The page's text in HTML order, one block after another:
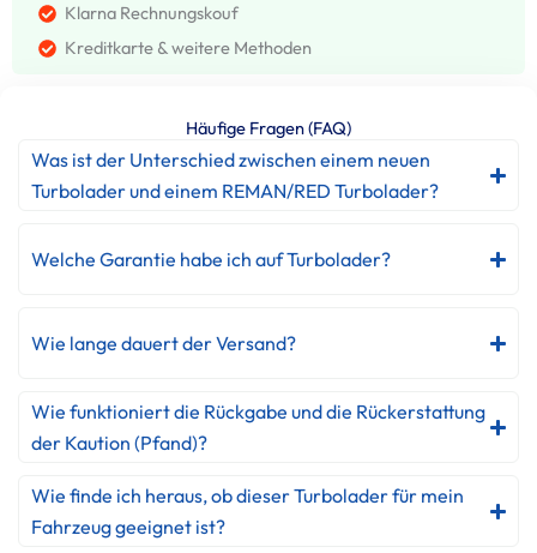
Klarna Rechnungskouf
Kreditkarte & weitere Methoden
Häufige Fragen (FAQ)
Was ist der Unterschied zwischen einem neuen
Turbolader und einem REMAN/RED Turbolader?
Welche Garantie habe ich auf Turbolader?
Wie lange dauert der Versand?
Wie funktioniert die Rückgabe und die Rückerstattung
der Kaution (Pfand)?
Wie finde ich heraus, ob dieser Turbolader für mein
Fahrzeug geeignet ist?